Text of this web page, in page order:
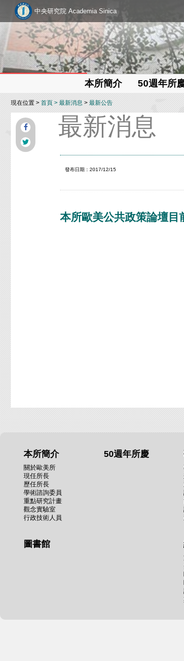
中央研究院 Academia Sinica
本所簡介 50週年所
現在位置 >首頁 >最新消息>最新公告
最新消息
發布日期：2017/12/15
本所歐美公共政策論壇目
本所簡介
關於歐美所
現任所長
歷任所長
學術諮詢委員
重點研究計畫
觀念實驗室
行政技術人員
50週年所慶
圖書館